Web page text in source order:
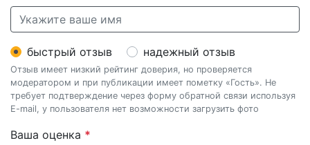
быстрый отзыв надежный отзыв
Отзыв имеет низкий рейтинг доверия, но проверяется
модератором и при публикации имеет пометку «Гость». Не
требует подтверждение через форму обратной связи используя
E-mail, у пользователя нет возможности загрузить фото
Ваша оценка *